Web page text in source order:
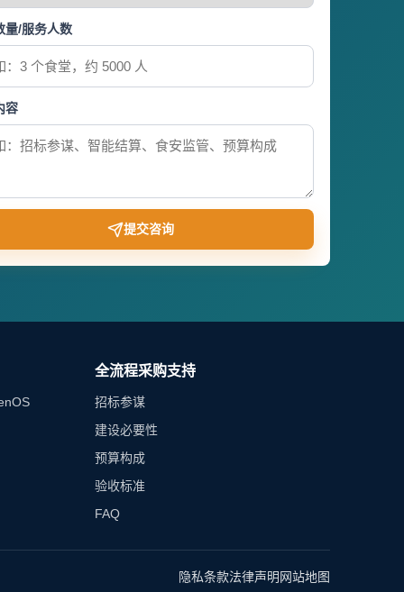
量/服务人数
容
提交咨询
全流程采购支持
招标参谋
建设必要性
预算构成
验收标准
FAQ
隐私条款法律声明 网站地图